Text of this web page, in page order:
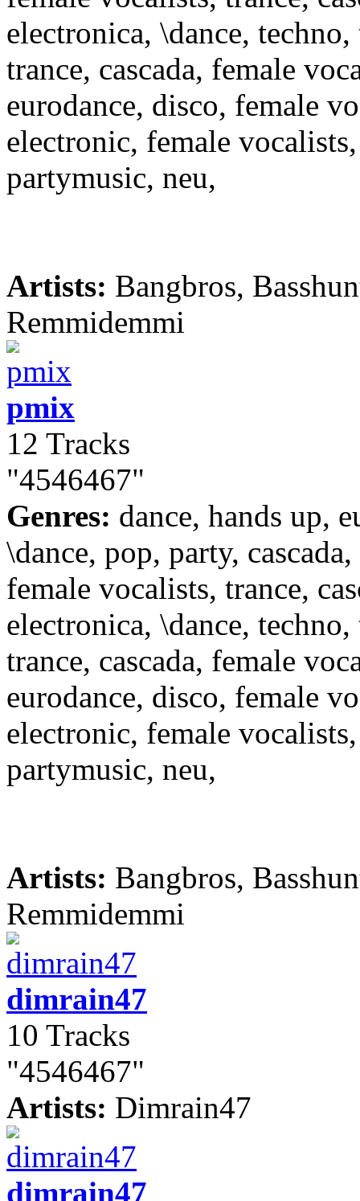
electronica, \dance,
trance, cascada, female
eurodance, disco, female
electronic, female
partymusic, neu,
Artists: Bangbros,
Remmidemmi
pmix
12 Tracks
"4546467"
Genres: dance, hands up,
\dance, pop, party,
female vocalists, trance,
electronica, \dance,
trance, cascada, female
eurodance, disco, female
electronic, female
partymusic, neu,
Artists: Bangbros,
Remmidemmi
dimrain47
10 Tracks
"4546467"
Artists: Dimrain47
dimrain47